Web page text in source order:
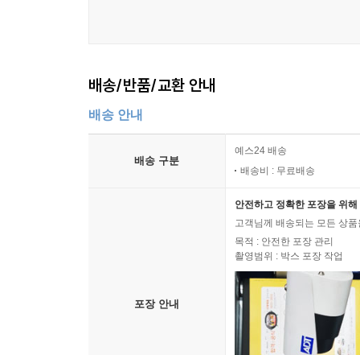
배송/반품/교환 안내
배송 안내
배송 구분
예스24 배송
배송비 : 무료배송
포장 안내
안전하고 정확한 포장을 위
고객님께 배송되는 모든 상
목적 : 안전한 포장 관리
촬영범위 : 박스 포장 작업